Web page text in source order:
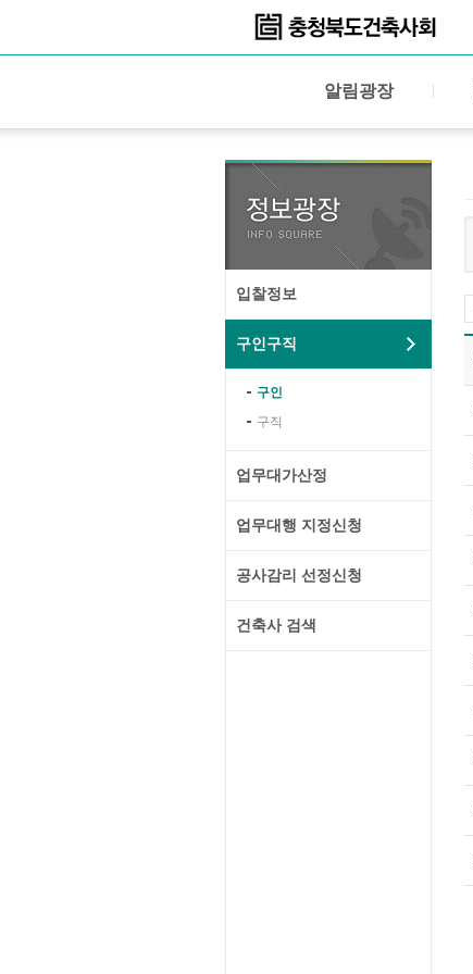
알림광장
입찰정보
구인구직
구인
구직
업무대가산정
업무대행 지정신청
공사감리 선정신청
건축사 검색